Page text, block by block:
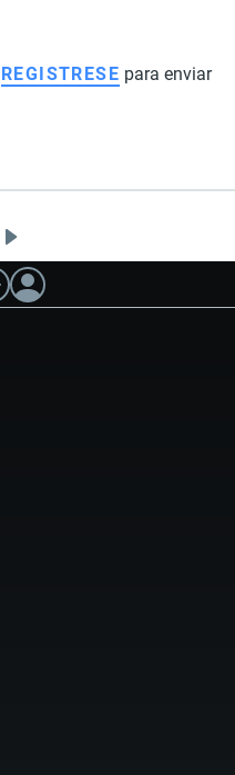
REGISTRESE para enviar
página